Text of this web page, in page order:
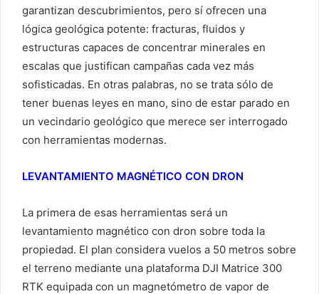
garantizan descubrimientos, pero sí ofrecen una
lógica geológica potente: fracturas, fluidos y
estructuras capaces de concentrar minerales en
escalas que justifican campañas cada vez más
sofisticadas. En otras palabras, no se trata sólo de
tener buenas leyes en mano, sino de estar parado en
un vecindario geológico que merece ser interrogado
con herramientas modernas.
LEVANTAMIENTO MAGNÉTICO CON DRON
La primera de esas herramientas será un
levantamiento magnético con dron sobre toda la
propiedad. El plan considera vuelos a 50 metros sobre
el terreno mediante una plataforma DJI Matrice 300
RTK equipada con un magnetómetro de vapor de